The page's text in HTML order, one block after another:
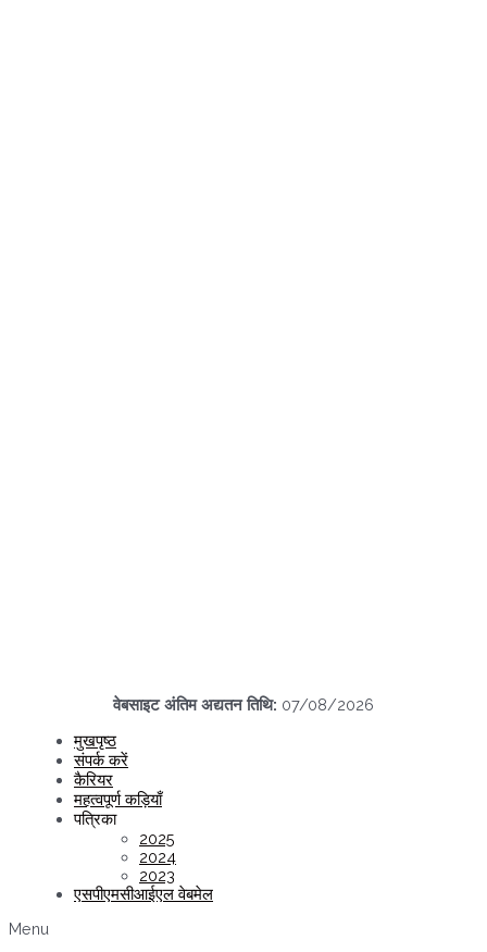
वेबसाइट अंतिम अद्यतन तिथि: 07/08/2026
मुखपृष्ठ
संपर्क करें
कैरियर
महत्वपूर्ण कड़ियाँ
पत्रिका
2025
2024
2023
एसपीएमसीआईएल वेबमेल
Menu